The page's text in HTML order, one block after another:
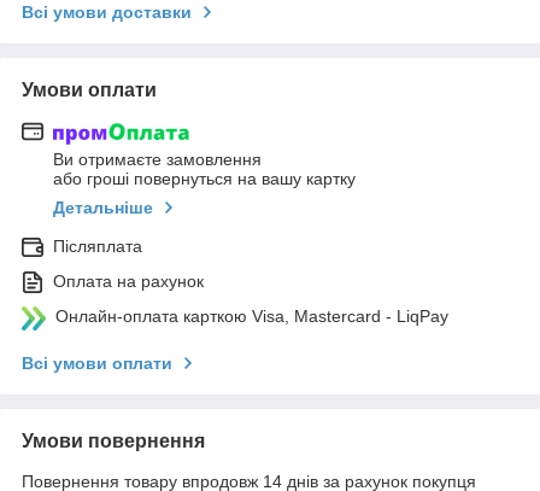
Всі умови доставки
Умови оплати
Ви отримаєте замовлення
або гроші повернуться на вашу картку
Детальніше
Післяплата
Оплата на рахунок
Онлайн-оплата карткою Visa, Mastercard - LiqPay
Всі умови оплати
Умови повернення
Повернення товару впродовж 14 днів за рахунок покупця